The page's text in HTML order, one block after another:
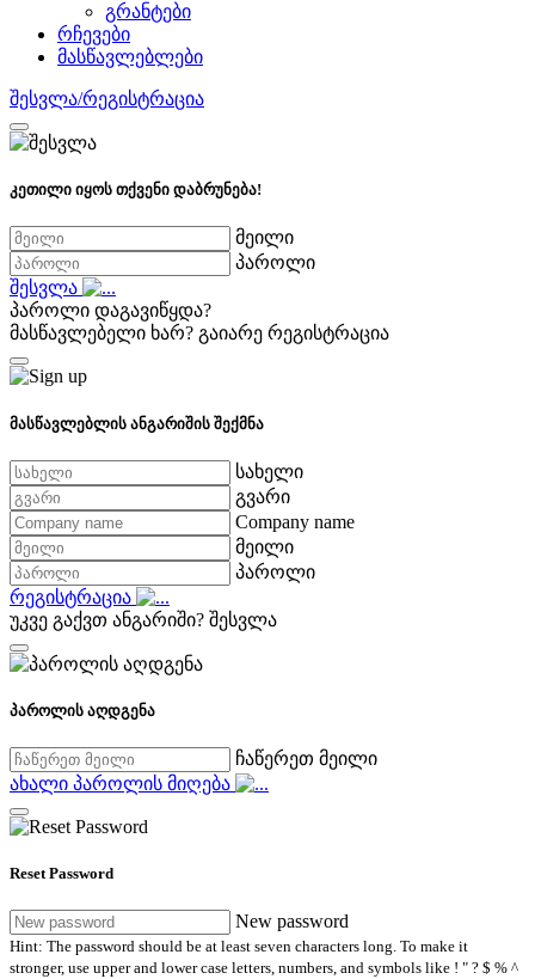
გრანტები
რჩევები
მასწავლებლები
შესვლა/რეგისტრაცია
კეთილი იყოს თქვენი დაბრუნება!
მეილი
პაროლი
შესვლა
პაროლი დაგავიწყდა?
მასწავლებელი ხარ? გაიარე რეგისტრაცია
მასწავლებლის ანგარიშის შექმნა
სახელი
გვარი
Company name
მეილი
პაროლი
რეგისტრაცია
უკვე გაქვთ ანგარიში? შესვლა
პაროლის აღდგენა
ჩაწერეთ მეილი
ახალი პაროლის მიღება
Reset Password
New password
Hint: The password should be at least seven characters long. To make it
stronger, use upper and lower case letters, numbers, and symbols like ! " ? $ % ^